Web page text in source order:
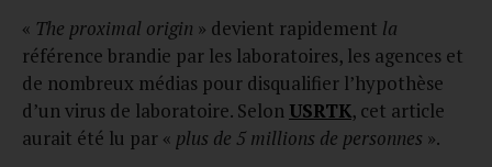
« The proximal origin » devient rapidement la
référence brandie par les laboratoires, les agences et
de nombreux médias pour disqualifier l’hypothèse
d’un virus de laboratoire. Selon USRTK, cet article
aurait été lu par « plus de 5 millions de personnes ».